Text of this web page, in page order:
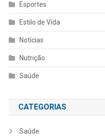
Esportes
Estilo de Vida
Notícias
Nutrição
Saúde
CATEGORIAS
Saúde